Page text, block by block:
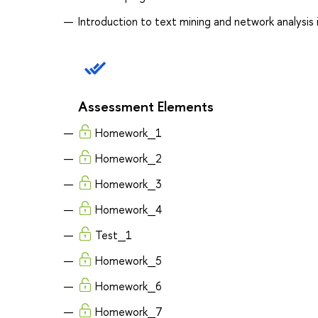
Introduction to text mining and network analysis
Assessment Elements
Homework_1
Homework_2
Homework_3
Homework_4
Test_1
Homework_5
Homework_6
Homework_7